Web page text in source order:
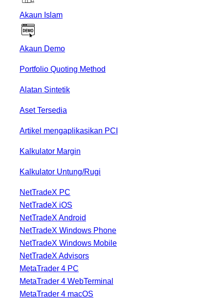
Akaun Islam
Akaun Demo
Portfolio Quoting Method
Alatan Sintetik
Aset Tersedia
Artikel mengaplikasikan PCI
Kalkulator Margin
Kalkulator Untung/Rugi
NetTradeX PC
NetTradeX iOS
NetTradeX Android
NetTradeX Windows Phone
NetTradeX Windows Mobile
NetTradeX Advisors
MetaTrader 4 PC
MetaTrader 4 WebTerminal
MetaTrader 4 macOS